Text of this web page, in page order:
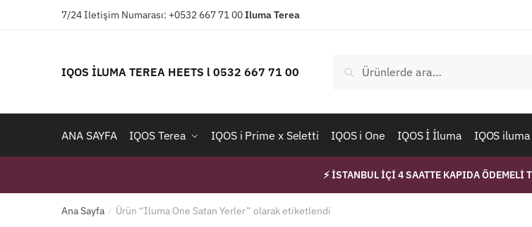
7/24 İletişim Numarası: +0532 667 71 00IlumaTerea
IQOS İLUMA TEREA HEETS l 0532 667 71 00 Ara
ANA SAYFA IQOS Terea IQOS i Prime x Seletti IQOS i One IQOS İ İluma IQOS
⚡ İSTANBUL İÇİ 4 SAATTE KAPIDA ÖDEMELİ
Ana Sayfa / Ürün “İluma One Satan Yerler” olarak etiketlendi